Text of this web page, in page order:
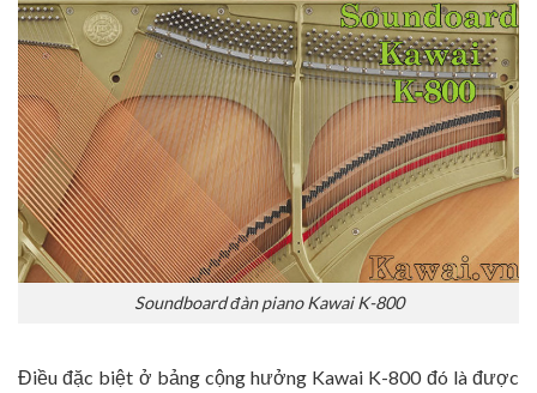
Soundboard đàn piano Kawai K-800
Điều đặc biệt ở bảng cộng hưởng Kawai K-800 đó là được